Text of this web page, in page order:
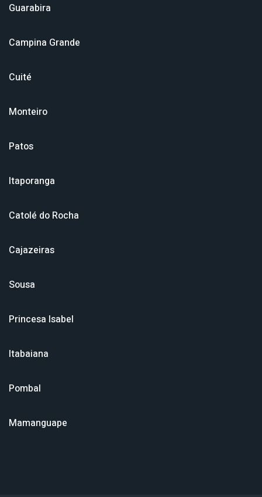
Guarabira
Campina Grande
Cuité
Monteiro
Patos
Itaporanga
Catolé do Rocha
Cajazeiras
Sousa
Princesa Isabel
Itabaiana
Pombal
Mamanguape